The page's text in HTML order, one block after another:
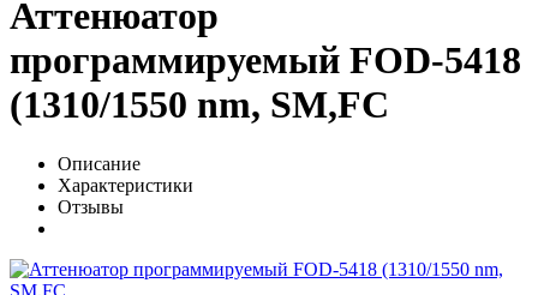
Аттенюатор
программируемый FOD-5418
(1310/1550 nm, SM,FC
Описание
Характеристики
Отзывы